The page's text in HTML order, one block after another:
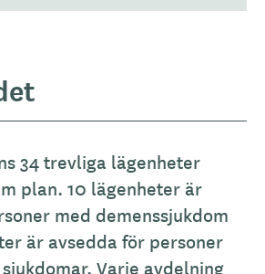
34 trevliga lägenheter
plan. 10 lägenheter är
med demenssjukdom
är avsedda för personer
Varje avdelning